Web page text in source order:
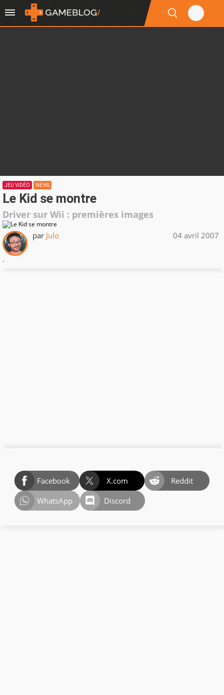
JEU VIDÉO NEWS
Le Kid se montre
Driver sur Wii : premières images
par Julo 04 avril 2007
.
Facebook X.com
Reddit
WhatsApp
Discord